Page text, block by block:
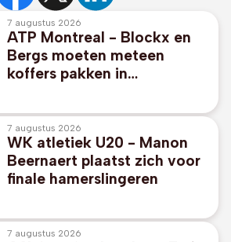
7 augustus 2026
ATP Montreal - Blockx en
Bergs moeten meteen
koffers pakken in
7 augustus 2026
WK atletiek U20 - Manon
Beernaert plaatst zich voor
finale hamerslingeren
7 augustus 2026